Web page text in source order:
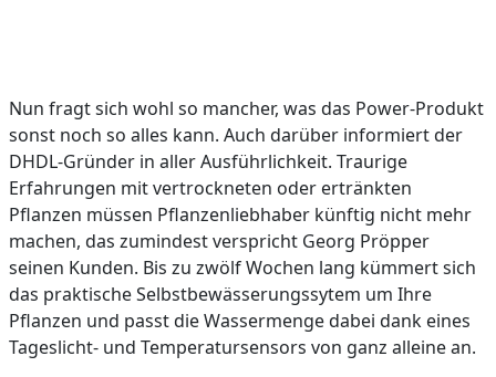
Nun fragt sich wohl so mancher, was das Power-Produkt
sonst noch so alles kann. Auch darüber informiert der
DHDL-Gründer in aller Ausführlichkeit. Traurige
Erfahrungen mit vertrockneten oder ertränkten
Pflanzen müssen Pflanzenliebhaber künftig nicht mehr
machen, das zumindest verspricht Georg Pröpper
seinen Kunden. Bis zu zwölf Wochen lang kümmert sich
das praktische Selbstbewässerungssytem um Ihre
Pflanzen und passt die Wassermenge dabei dank eines
Tageslicht- und Temperatursensors von ganz alleine an.